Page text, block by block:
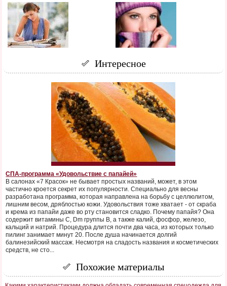
Интересное
СПА-программа «Удовольствие с папайей»
В салонах «7 Красок» не бывает простых названий, может, в этом
частично кроется секрет их популярности. Специально для весны
разработана программа, которая направлена на борьбу с целлюлитом,
лишним весом, дряблостью кожи. Удовольствия тоже хватает - от скраба
и крема из папайи даже во рту становится сладко. Почему папайя? Она
содержит витамины С, Dm группы В, а также калий, фосфор, железо,
кальций и натрий. Процедура длится почти два часа, из которых только
пилинг занимает минут 20. После душа начинается долгий
балинезийский массаж. Несмотря на сладость названия и косметических
средств, не сто...
Похожие материалы